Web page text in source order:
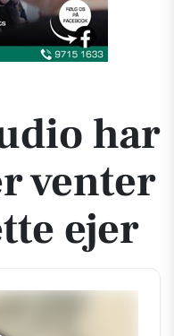
på deres rette ejer
har
venter
ejer